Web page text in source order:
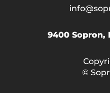
9400 Sopron,
©